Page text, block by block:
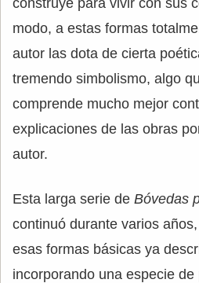
modo, a estas formas
autor las dota de cierta
tremendo simbolismo, algo
comprende mucho mejor
explicaciones de las obras
autor.
Esta larga serie de Bóvedas
continuó durante varios
esas formas básicas ya
incorporando una especie